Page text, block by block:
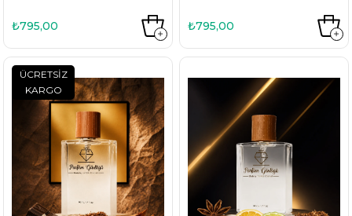
₺795,00 ₺795,00
ÜCRETSIZ
KARGO